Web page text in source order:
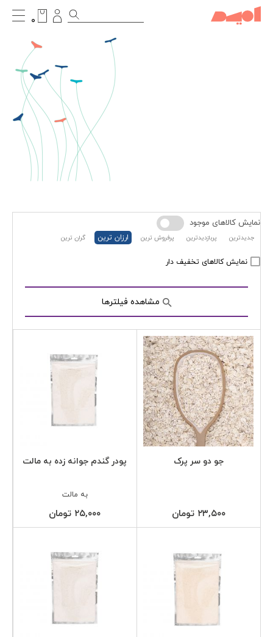
۰
جدیدترین پربازدیدترین پرفروش ترین ارزان ترین گران ترین
نمایش کالاهای تخفیف دار
نمایش کالاهای موجود
مشاهده فیلترها
جو دو سر پرک
۲۳,۵۰۰ تومان
پودر گندم جوانه زده به مالت
به مالت
۲۵,۰۰۰ تومان